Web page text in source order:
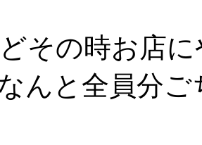
その時お店
んと全員分